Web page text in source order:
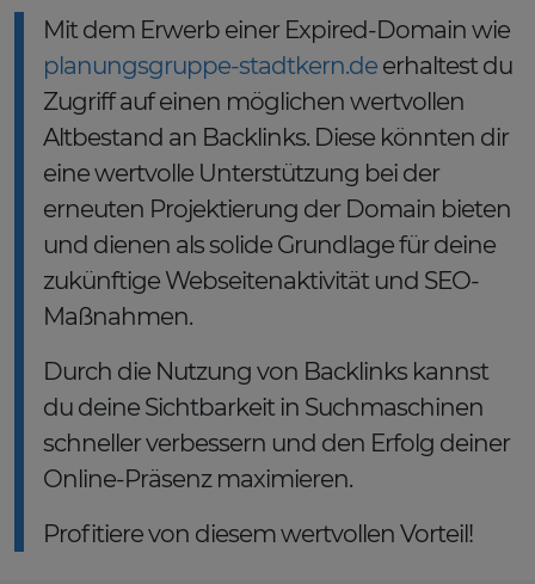
Mit dem Erwerb einer Expired-Domain wie
planungsgruppe-stadtkern.de erhaltest du
Zugriff auf einen möglichen wertvollen
Altbestand an Backlinks. Diese könnten dir
eine wertvolle Unterstützung bei der
erneuten Projektierung der Domain bieten
und dienen als solide Grundlage für deine
zukünftige Webseitenaktivität und SEO-
Maßnahmen.
Durch die Nutzung von Backlinks kannst
du deine Sichtbarkeit in Suchmaschinen
schneller verbessern und den Erfolg deiner
Online-Präsenz maximieren.
Profitiere von diesem wertvollen Vorteil!